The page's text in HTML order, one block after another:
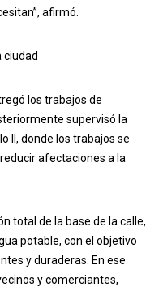
afirmó.
ciudad
los trabajos de
supervisó la
II, donde los trabajos se
afectaciones a la
total de la base de la calle,
potable, con el objetivo
y duraderas. En ese
y comerciantes,